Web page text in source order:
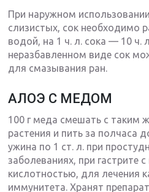
При наружном
слизистых, сок необходимо
водой, на 1 ч. л. сока — 10 ч.
неразбавленном виде сок
для смазывания ран.
АЛОЭ С МЕДОМ
100 г меда смешать с таким
растения и пить за полчаса
ужина по 1 ст. л. при
заболеваниях, при гастрите
кислотностью, для лечения
иммунитета. Хранят